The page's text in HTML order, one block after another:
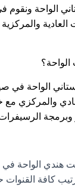
الواحة ونقوم
العادية
الواحة في
والمركزي مع
الرسيفرات
هندي الواحة في
كافة